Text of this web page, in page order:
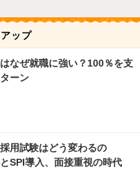
ップ
なぜ就職に強い？100％を支
ーン
用試験はどう変わるの
SPI導入、面接重視の時代